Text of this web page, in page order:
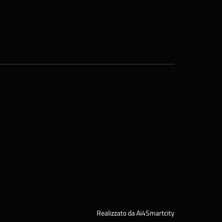
Realizzato da Ai4Smartcity